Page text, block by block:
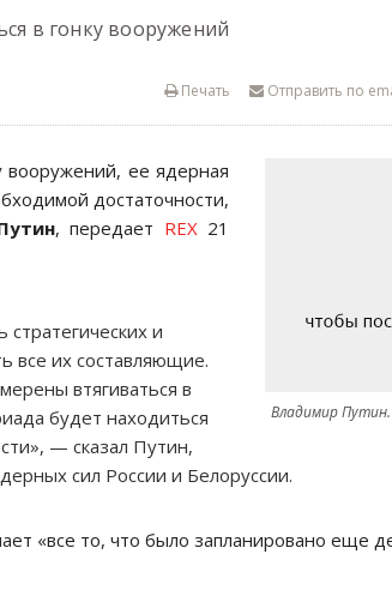
в гонку вооружений
Отправить по
Печать
Владимир
вооружений, ее ядерная
достаточности,
, передает REX21
и
все их составляющие.
втягиваться в
будет находиться
— сказал Путин,
сил России и Белоруссии.
«все то, что было запланировано еще